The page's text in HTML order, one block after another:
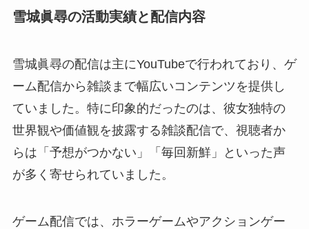
雪城眞尋の活動実績と配信内容
雪城眞尋の配信は主にYouTubeで行われており、ゲ
ーム配信から雑談まで幅広いコンテンツを提供し
ていました。特に印象的だったのは、彼女独特の
世界観や価値観を披露する雑談配信で、視聴者か
らは「予想がつかない」「毎回新鮮」といった声
が多く寄せられていました。
ゲーム配信では、ホラーゲームやアクションゲー